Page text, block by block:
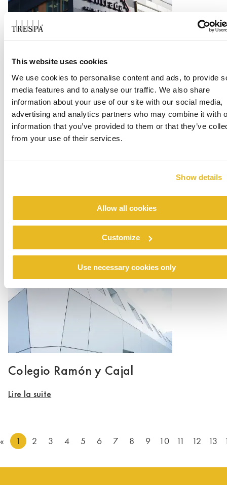
This website uses cookies
We use cookies to personalise content and ads, to provide
media features and to analyse our traffic. We also share
information about your use of our site with our social media,
advertising and analytics partners who may combine it with
information that you’ve provided to them or that they’ve
from your use of their services.
Show details
Allow all cookies
Customize
Use necessary cookies only
Office Centrada
Lire la suite
Renovation emergency shelter Stein
Colegio Ramón y Cajal
Lire la suite
« 1 2 3 4 5 6 7 8 9 10 11 12 13